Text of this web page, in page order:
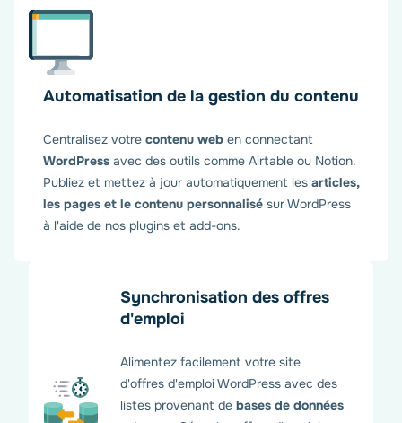
Automatisation de la gestion du contenu
Centralisez votre contenu web en connectant
WordPress avec des outils comme Airtable ou Notion.
Publiez et mettez à jour automatiquement les articles,
les pages et le contenu personnalisé sur WordPress
à l'aide de nos plugins et add-ons.
Synchronisation des offres
d'emploi
Alimentez facilement votre site
d'offres d'emploi WordPress avec des
listes provenant debases de données